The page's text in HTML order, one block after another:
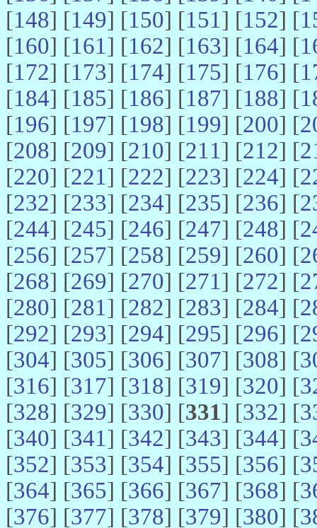
[148] [149] [150] [151] [152] [
[160] [161] [162] [163] [164] [
[172] [173] [174] [175] [176] [
[184] [185] [186] [187] [188] [
[196] [197] [198] [199] [200] [
[208] [209] [210] [211] [212] [
[220] [221] [222] [223] [224] [
[232] [233] [234] [235] [236] [
[244] [245] [246] [247] [248] [
[256] [257] [258] [259] [260] [
[268] [269] [270] [271] [272] [
[280] [281] [282] [283] [284] [
[292] [293] [294] [295] [296] [
[304] [305] [306] [307] [308] [
[316] [317] [318] [319] [320] [
[328] [329] [330] [331] [332] [
[340] [341] [342] [343] [344] [
[352] [353] [354] [355] [356] [
[364] [365] [366] [367] [368] [
[376] [377] [378] [379] [380] [